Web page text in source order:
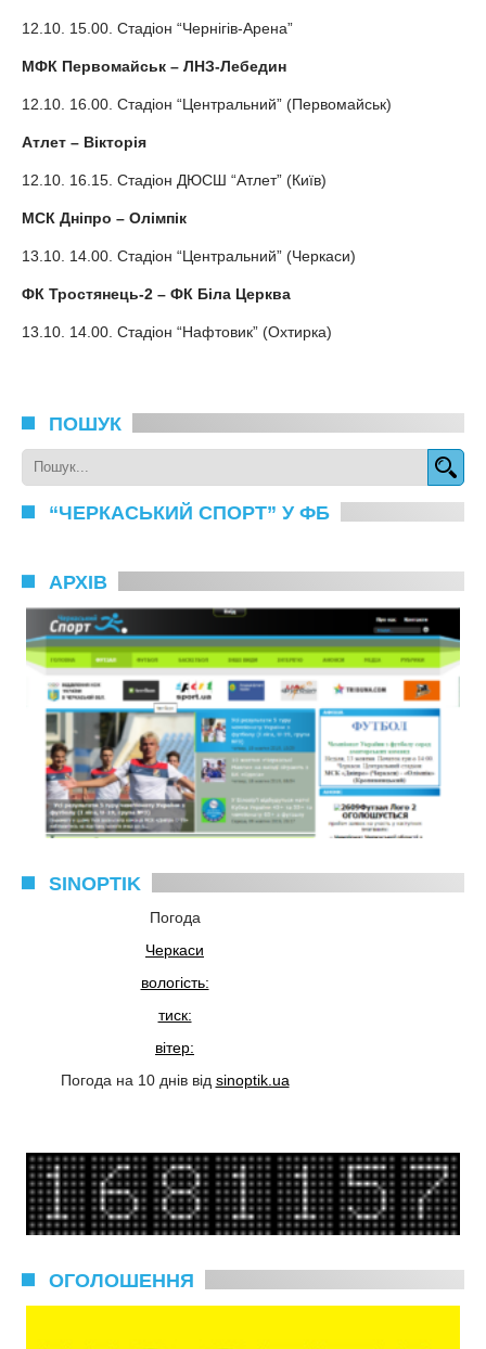
12.10. 15.00. Стадіон “Чернігів-Арена”
МФК Первомайськ – ЛНЗ-Лебедин
12.10. 16.00. Стадіон “Центральний” (Первомайськ)
Атлет – Вікторія
12.10. 16.15. Стадіон ДЮСШ “Атлет” (Київ)
МСК Дніпро – Олімпік
13.10. 14.00. Стадіон “Центральний” (Черкаси)
ФК Тростянець-2 – ФК Біла Церква
13.10. 14.00. Стадіон “Нафтовик” (Охтирка)
ПОШУК
“ЧЕРКАСЬКИЙ СПОРТ” У ФБ
АРХІВ
SINOPTIK
Погода
Черкаси
вологість:
тиск:
вітер:
Погода на 10 днів від sinoptik.ua
ОГОЛОШЕННЯ